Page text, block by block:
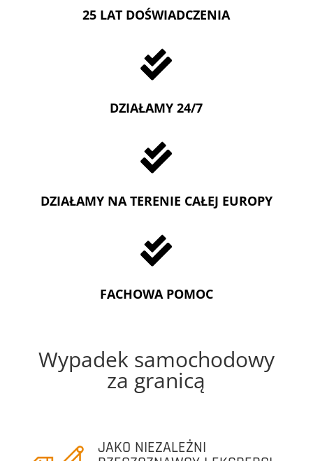
25 LAT DOŚWIADCZENIA

DZIAŁAMY 24/7

DZIAŁAMY NA TERENIE CAŁEJ EUROPY

FACHOWA POMOC
Wypadek samochodowy
za granicą
JAKO NIEZALEŻNI